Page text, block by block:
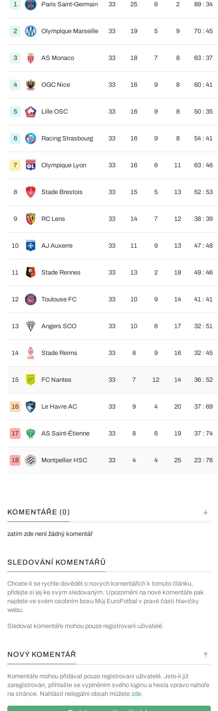
1 Paris Saint-Germain 33 25 6 2 89 : 34
2 Olympique Marseille 33 19 5 9 70 : 45
3 AS Monaco 33 18 7 8 63 : 37
4 OGC Nice 33 16 9 8 60 : 41
5 Lille OSC 33 16 9 8 50 : 35
6 Racing Strasbourg 33 16 9 8 54 : 41
7 Olympique Lyon 33 16 6 11 63 : 46
8 Stade Brestois 33 15 5 13 52 : 53
9 RC Lens 33 14 7 12 38 : 39
10 AJ Auxerre 33 11 9 13 47 : 48
11 Stade Rennes 33 13 2 18 49 : 46
12 Toulouse FC 33 10 9 14 41 : 41
13 Angers SCO 33 10 6 17 32 : 51
14 Stade Reims 33 8 9 16 32 : 45
15 FC Nantes 33 7 12 14 36 : 52
16 Le Havre AC 33 9 4 20 37 : 69
17 AS Saint-Étienne 33 8 6 19 37 : 74
18 Montpellier HSC 33 4 4 25 23 : 76
KOMENTÁŘE (0)
zatím zde není žádný komentář
SLEDOVÁNÍ KOMENTÁŘŮ
Chcete-li se rychle dovědět o nových komentářích k tomuto článku,
přidejte si jej ke svým sledovaným. Upozornění na nové komentáře pak
najdete ve svém osobním boxu Můj EuroFotbal v pravé části hlavičky
webu.
Sledovat komentáře mohou pouze registrovaní uživatelé.
NOVÝ KOMENTÁŘ
Komentáře mohou přidávat pouze registrovaní uživatelé. Jste-li již
zaregistrován, přihlašte se vyplněním svého loginu a hesla vpravo nahoře
na stránce. Nahlásit nelegální obsah můžete zde.